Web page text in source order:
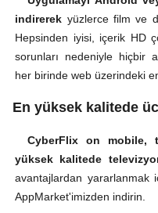
indirerek yüzlerce film ve
Hepsinden iyisi, içerik HD
sorunları nedeniyle hiçbir
her birinde web üzerindeki
En yüksek kalitede
CyberFlix on mobile,
yüksek kalitede
avantajlardan yararlanmak
AppMarket'imizden indirin.